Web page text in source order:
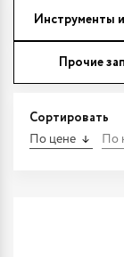
Инструменты
Прочие
Сортировать
По цене По